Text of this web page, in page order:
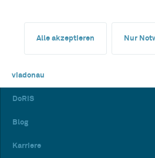
Alle akzeptieren Nur
viadonau
DoRIS
Blog
Karriere